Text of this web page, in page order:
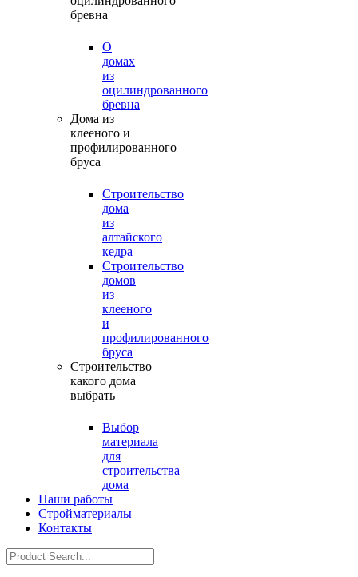
бревна
О
домах
из
оцилиндрованного
бревна
Дома из
клееного и
профилированного
бруса
Строительство
дома
из
алтайского
кедра
Строительство
домов
из
клееного
и
профилированного
бруса
Строительство
какого дома
выбрать
Выбор
материала
для
строительства
дома
Наши работы
Стройматериалы
Контакты